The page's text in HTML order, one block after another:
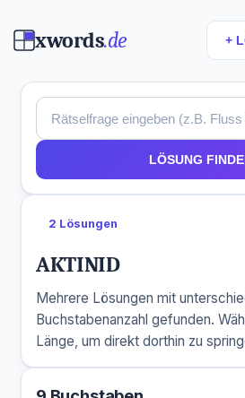
xwords.de +
LÖSUNG
2 Lösungen
AKTINID
Mehrere Lösungen mit
Buchstabenanzahl gefunden.
Länge, um direkt dorthin zu